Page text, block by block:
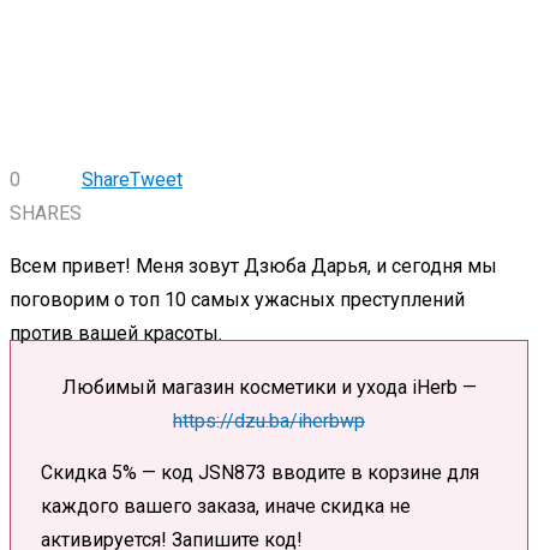
0
SHARES
ShareTweet
Всем привет! Меня зовут Дзюба Дарья, и сегодня мы
поговорим о топ 10 самых ужасных преступлений
против вашей красоты.
Любимый магазин косметики и ухода iHerb —
https://dzu.ba/iherbwp
Скидка 5% — код JSN873 вводите в корзине для
каждого вашего заказа, иначе скидка не
активируется! Запишите код!